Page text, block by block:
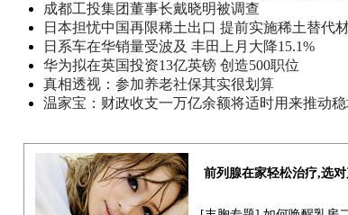
成都工投集团董事长戴晓明被调查
日本担忧中国再限稀土出口 提前实施稀土替代
日系车在华销量受波及 丰田上月大降15.1%
华为拟在英国投资13亿英镑 创造500职位
真相透视：参加养老社保其实很划算
温家宝：财政收支一万亿余额将适时用来推动
前列腺在家轻松治疗,选